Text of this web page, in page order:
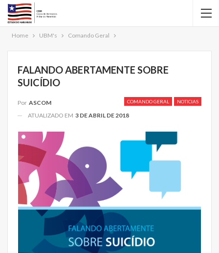
Home UBM's Comando Geral
FALANDO ABERTAMENTE SOBRE
SUICÍDIO
COMANDO GERAL NOTICIAS
Por ASCOM
ATUALIZADO EM 3 DE ABRIL DE 2018